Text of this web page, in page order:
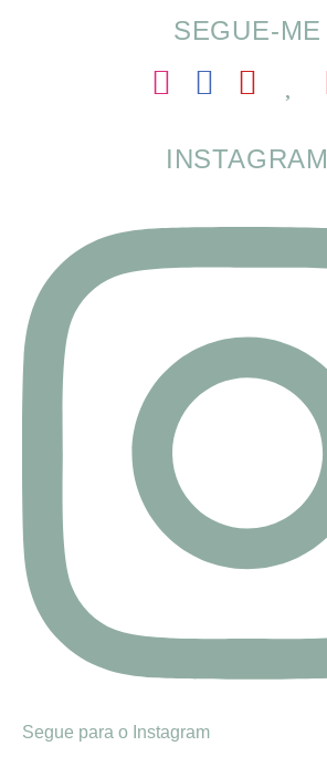
SEGUE-ME
INSTAGRAM
Segue para o Instagram